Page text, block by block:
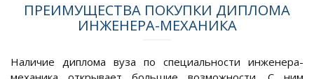
ПРЕИМУЩЕСТВА ПОКУПКИ ДИПЛОМА
ИНЖЕНЕРА-МЕХАНИКА
Наличие диплома вуза по специальности инженера-